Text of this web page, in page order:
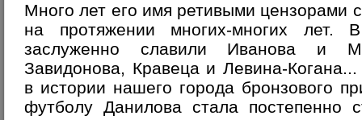
Много лет его имя ретивыми цензорами
на протяжении многих-многих лет.
заслуженно славили Иванова и
Завидонова, Кравеца и Левина-
в истории нашего города бронзового
футболу Данилова стала постепенно